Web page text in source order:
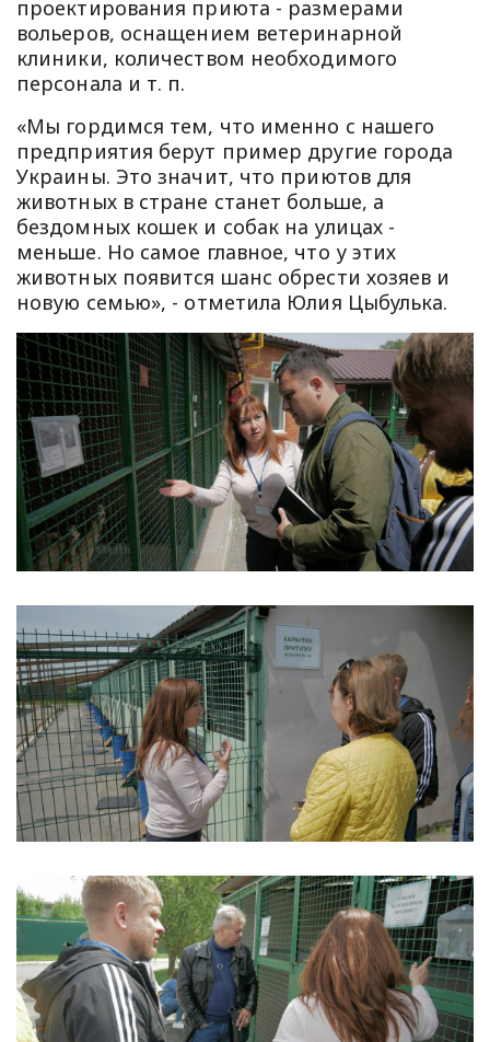
проектирования приюта - размерами
вольеров, оснащением ветеринарной
клиники, количеством необходимого
персонала и т. п.
«Мы гордимся тем, что именно с нашего
предприятия берут пример другие города
Украины. Это значит, что приютов для
животных в стране станет больше, а
бездомных кошек и собак на улицах -
меньше. Но самое главное, что у этих
животных появится шанс обрести хозяев и
новую семью», - отметила Юлия Цыбулька.